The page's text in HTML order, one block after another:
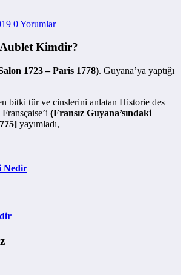
0 Yorumlar
Kimdir?
1723 – Paris 1778). Guyana’ya yaptığı
bitki tür ve cinslerini anlatan Historie des
(Fransız Guyana’sındaki
yayımladı,
Nedir